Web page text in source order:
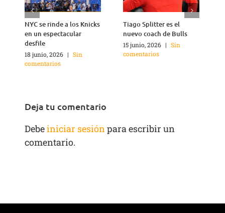
NYC se rinde a los Knicks
en un espectacular
desfile
18 junio, 2026 | Sin
comentarios
Tiago Splitter es el
nuevo coach de Bulls
15 junio, 2026 | Sin
comentarios
Deja tu comentario
Debeiniciar sesiónpara escribir un
comentario.